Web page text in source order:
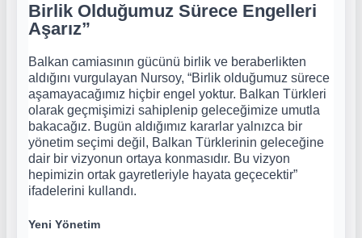
Birlik Olduğumuz Sürece Engelleri
Aşarız”
Balkan camiasının gücünü birlik ve beraberlikten
aldığını vurgulayan Nursoy, “Birlik olduğumuz sürece
aşamayacağımız hiçbir engel yoktur. Balkan Türkleri
olarak geçmişimizi sahiplenip geleceğimize umutla
bakacağız. Bugün aldığımız kararlar yalnızca bir
yönetim seçimi değil, Balkan Türklerinin geleceğine
dair bir vizyonun ortaya konmasıdır. Bu vizyon
hepimizin ortak gayretleriyle hayata geçecektir”
ifadelerini kullandı.
Yeni Yönetim